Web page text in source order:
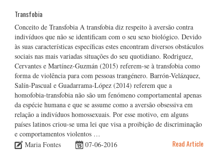
Transfobia
Conceito de Transfobia A transfobia diz respeito à aversão contra
indivíduos que não se identificam com o seu sexo biológico. Devido
às suas características específicas estes encontram diversos obstáculos
sociais nas mais variadas situações do seu quotidiano. Rodriguez,
Cervantes e Martínez-Guzmán (2015) referem-se à transfobia como
forma de violência para com pessoas trangénero. Barrón-Velázquez,
Salín-Pascual e Guadarrama-López (2014) referem que a
homofobia-transfobia não são um fenómeno comportamental apenas
da espécie humana e que se assume como a aversão obsessiva em
relação a indivíduos homossexuais. Por esse motivo, em alguns
países latinos criou-se uma lei que visa a proibição de discriminação
e comportamentos violentos …
Maria Fontes
07-06-2016 Read Article